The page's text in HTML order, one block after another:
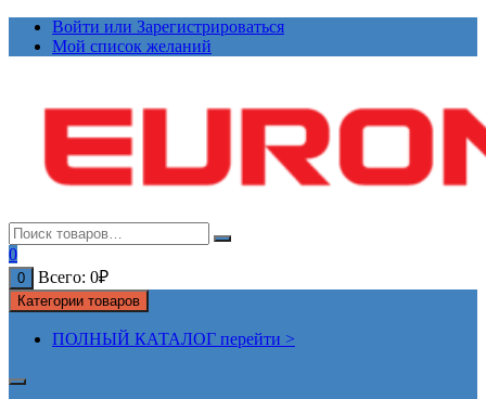
ПерейтиВойти или Зарегистрироваться
Мой список желаний
0
0 Всего: 0₽
Категории товаров
ПОЛНЫЙ КАТАЛОГ перейти >